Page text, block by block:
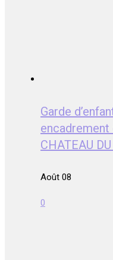
Garde
encadrement
CHATEAU
Août 08
0